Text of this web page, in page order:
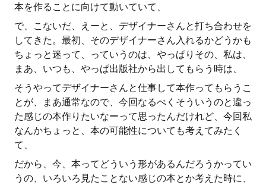
本を作ることに向けて動いていて、
で、こないだ、えーと、デザイナーさんと打ち合わせを
してきた。最初、そのデザイナーさん入れるかどうかも
ちょっと迷って、っていうのは、やっぱりその、私は、
まあ、いつも、やっぱ出版社から出してもらう時は、
そうやってデザイナーさんと仕事して本作ってもらうこ
とが、まあ通常なので、今回なるべくそういうのと違っ
た感じの本作りたいなーって思ったんだけれど、今回私
なんかちょっと、本の可能性についても考えてみたく
て、
だから、今、本ってどういう形があるんだろうかってい
うの、いろいろ見たことない感じの本とか考えた時に、